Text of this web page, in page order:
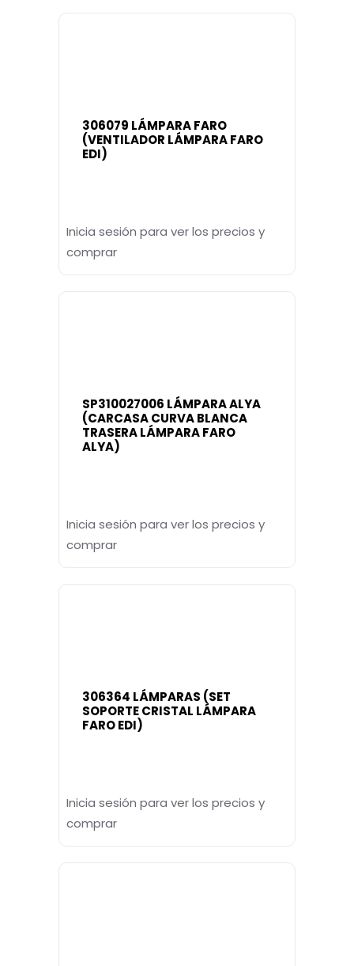
306079 LÁMPARA FARO
(VENTILADOR LÁMPARA FARO
EDI)
Inicia sesión para ver los precios y
comprar
SP310027006 LÁMPARA ALYA
(CARCASA CURVA BLANCA
TRASERA LÁMPARA FARO
ALYA)
Inicia sesión para ver los precios y
comprar
306364 LÁMPARAS (SET
SOPORTE CRISTAL LÁMPARA
FARO EDI)
Inicia sesión para ver los precios y
comprar